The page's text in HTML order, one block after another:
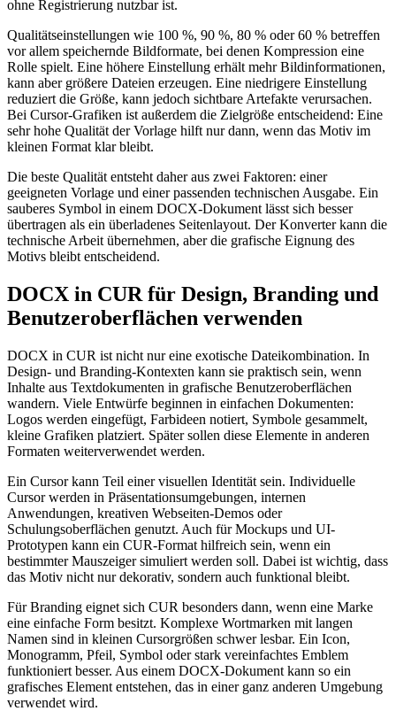
ohne Registrierung nutzbar ist.
Qualitätseinstellungen wie 100 %, 90 %, 80 % oder 60 % betreffen
vor allem speichernde Bildformate, bei denen Kompression eine
Rolle spielt. Eine höhere Einstellung erhält mehr Bildinformationen,
kann aber größere Dateien erzeugen. Eine niedrigere Einstellung
reduziert die Größe, kann jedoch sichtbare Artefakte verursachen.
Bei Cursor-Grafiken ist außerdem die Zielgröße entscheidend: Eine
sehr hohe Qualität der Vorlage hilft nur dann, wenn das Motiv im
kleinen Format klar bleibt.
Die beste Qualität entsteht daher aus zwei Faktoren: einer
geeigneten Vorlage und einer passenden technischen Ausgabe. Ein
sauberes Symbol in einem DOCX-Dokument lässt sich besser
übertragen als ein überladenes Seitenlayout. Der Konverter kann die
technische Arbeit übernehmen, aber die grafische Eignung des
Motivs bleibt entscheidend.
DOCX in CUR für Design, Branding und
Benutzeroberflächen verwenden
DOCX in CUR ist nicht nur eine exotische Dateikombination. In
Design- und Branding-Kontexten kann sie praktisch sein, wenn
Inhalte aus Textdokumenten in grafische Benutzeroberflächen
wandern. Viele Entwürfe beginnen in einfachen Dokumenten:
Logos werden eingefügt, Farbideen notiert, Symbole gesammelt,
kleine Grafiken platziert. Später sollen diese Elemente in anderen
Formaten weiterverwendet werden.
Ein Cursor kann Teil einer visuellen Identität sein. Individuelle
Cursor werden in Präsentationsumgebungen, internen
Anwendungen, kreativen Webseiten-Demos oder
Schulungsoberflächen genutzt. Auch für Mockups und UI-
Prototypen kann ein CUR-Format hilfreich sein, wenn ein
bestimmter Mauszeiger simuliert werden soll. Dabei ist wichtig, dass
das Motiv nicht nur dekorativ, sondern auch funktional bleibt.
Für Branding eignet sich CUR besonders dann, wenn eine Marke
eine einfache Form besitzt. Komplexe Wortmarken mit langen
Namen sind in kleinen Cursorgrößen schwer lesbar. Ein Icon,
Monogramm, Pfeil, Symbol oder stark vereinfachtes Emblem
funktioniert besser. Aus einem DOCX-Dokument kann so ein
grafisches Element entstehen, das in einer ganz anderen Umgebung
verwendet wird.